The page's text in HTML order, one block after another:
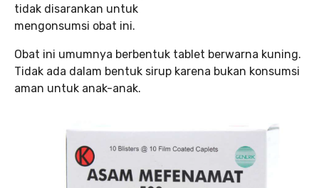
tidak disarankan untuk
mengonsumsi obat ini.
Obat ini umumnya berbentuk tablet berwarna kuning.
Tidak ada dalam bentuk sirup karena bukan konsumsi
aman untuk anak-anak.